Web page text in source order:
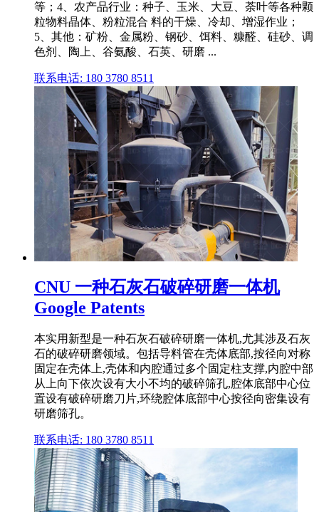
等；4、农产品行业：种子、玉米、大豆、荼叶等各种颗
粒物料晶体、粉粒混合 料的干燥、冷却、增湿作业；
5、其他：矿粉、金属粉、钢砂、饵料、糠醛、硅砂、调
色剂、陶上、谷氨酸、石英、研磨 ...
联系电话: 180 3780 8511
CNU 一种石灰石破碎研磨一体机
Google Patents
本实用新型是一种石灰石破碎研磨一体机,尤其涉及石灰
石的破碎研磨领域。包括导料管在壳体底部,按径向对称
固定在壳体上,壳体和内腔通过多个固定柱支撑,内腔中部
从上向下依次设有大小不均的破碎筛孔,腔体底部中心位
置设有破碎研磨刀片,环绕腔体底部中心按径向密集设有
研磨筛孔。
联系电话: 180 3780 8511